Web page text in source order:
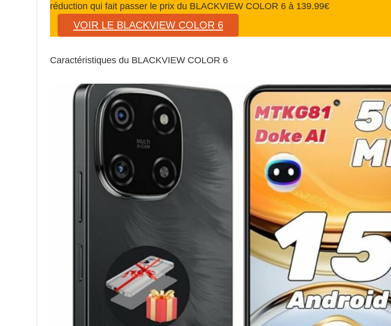
réduction qui fait passer le prix du BLACKVIEW COLOR 6 à 139.99€
VOIR LE BLACKVIEW COLOR 6
Caractéristiques du BLACKVIEW COLOR 6